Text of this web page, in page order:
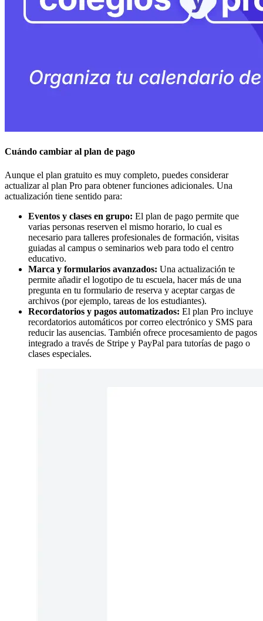
Cuándo cambiar al plan de pago
Aunque el plan gratuito es muy completo, puedes considerar
actualizar al plan Pro para obtener funciones adicionales. Una
actualización tiene sentido para:
Eventos y clases en grupo: El plan de pago permite que
varias personas reserven el mismo horario, lo cual es
necesario para talleres profesionales de formación, visitas
guiadas al campus o seminarios web para todo el centro
educativo.
Marca y formularios avanzados: Una actualización te
permite añadir el logotipo de tu escuela, hacer más de una
pregunta en tu formulario de reserva y aceptar cargas de
archivos (por ejemplo, tareas de los estudiantes).
Recordatorios y pagos automatizados: El plan Pro incluye
recordatorios automáticos por correo electrónico y SMS para
reducir las ausencias. También ofrece procesamiento de pagos
integrado a través de Stripe y PayPal para tutorías de pago o
clases especiales.